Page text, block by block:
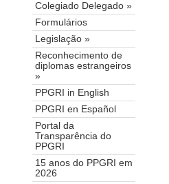
Colegiado Delegado »
Formulários
Legislação »
Reconhecimento de
diplomas estrangeiros
»
PPGRI in English
PPGRI en Español
Portal da
Transparência do
PPGRI
15 anos do PPGRI em
2026